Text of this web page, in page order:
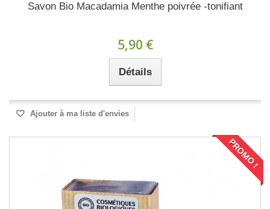
Savon Bio Macadamia Menthe poivrée -tonifiant
5,90 €
Détails
Ajouter à ma liste d'envies
PROMO !